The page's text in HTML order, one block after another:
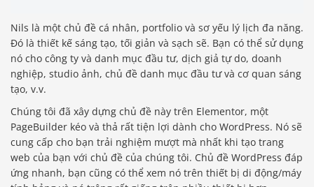
Nils là một chủ đề cá nhân, portfolio và sơ yếu lý lịch đa năng.
Đó là thiết kế sáng tạo, tối giản và sạch sẽ. Bạn có thể sử dụng
nó cho công ty và danh mục đầu tư, dịch giả tự do, doanh
nghiệp, studio ảnh, chủ đề danh mục đầu tư và cơ quan sáng
tạo, v.v.
Chúng tôi đã xây dựng chủ đề này trên Elementor, một
PageBuilder kéo và thả rất tiện lợi dành cho WordPress. Nó sẽ
cung cấp cho bạn trải nghiệm mượt mà nhất khi tạo trang
web của bạn với chủ đề của chúng tôi. Chủ đề WordPress đáp
ứng nhanh, bạn cũng có thể xem nó trên thiết bị di động/máy